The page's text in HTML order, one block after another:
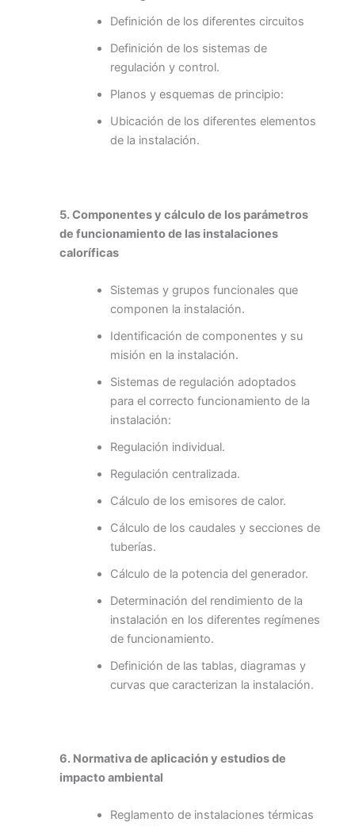
Definición de los diferentes circuitos
Definición de los sistemas de
regulación y control.
Planos y esquemas de principio:
Ubicación de los diferentes elementos
de la instalación.
5. Componentes y cálculo de los parámetros
de funcionamiento de las instalaciones
caloríficas
Sistemas y grupos funcionales que
componen la instalación.
Identificación de componentes y su
misión en la instalación.
Sistemas de regulación adoptados
para el correcto funcionamiento de la
instalación:
Regulación individual.
Regulación centralizada.
Cálculo de los emisores de calor.
Cálculo de los caudales y secciones de
tuberías.
Cálculo de la potencia del generador.
Determinación del rendimiento de la
instalación en los diferentes regímenes
de funcionamiento.
Definición de las tablas, diagramas y
curvas que caracterizan la instalación.
6. Normativa de aplicación y estudios de
impacto ambiental
Reglamento de instalaciones térmicas